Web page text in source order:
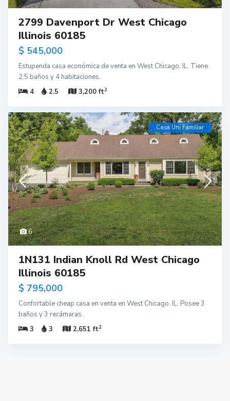
2799 Davenport Dr West Chicago
Illinois 60185
$ 545,000
Estupenda casa económica de venta en West Chicago, IL. Tiene
2.5 baños y 4 habitaciones.
4
2.5 3,200 ft2
6
Casa Uni Familiar
1N131 Indian Knoll Rd West Chicago
Illinois 60185
$ 795,000
Confortable cheap casa en venta en West Chicago, IL. Posee 3
baños y 3 recámaras.
3
3 2,651 ft2